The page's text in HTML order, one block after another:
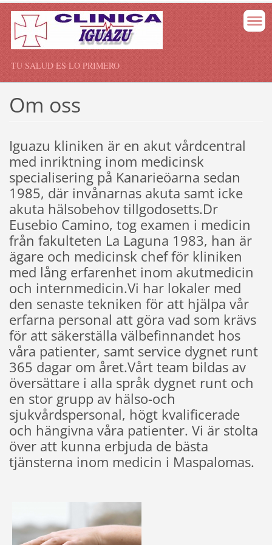
TU SALUD ES LO PRIMERO
Om oss
Iguazu kliniken är en akut vårdcentral
med inriktning inom medicinsk
specialisering på Kanarieöarna sedan
1985, där invånarnas akuta samt icke
akuta hälsobehov tillgodosetts.Dr
Eusebio Camino, tog examen i medicin
från fakulteten La Laguna 1983, han är
ägare och medicinsk chef för kliniken
med lång erfarenhet inom akutmedicin
och internmedicin.Vi har lokaler med
den senaste tekniken för att hjälpa vår
erfarna personal att göra vad som krävs
för att säkerställa välbefinnandet hos
våra patienter, samt service dygnet runt
365 dagar om året.Vårt team bildas av
översättare i alla språk dygnet runt och
en stor grupp av hälso-och
sjukvårdspersonal, högt kvalificerade
och hängivna våra patienter. Vi är stolta
över att kunna erbjuda de bästa
tjänsterna inom medicin i Maspalomas.